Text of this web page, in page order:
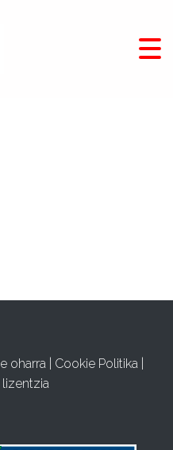
oharra Cookie Politika